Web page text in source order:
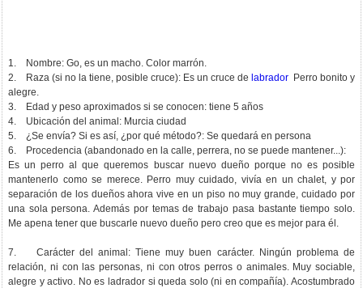
1. Nombre: Go, es un macho. Color marrón.
2. Raza (si no la tiene, posible cruce): Es un cruce de labrador Perro bonito y
alegre.
3. Edad y peso aproximados si se conocen: tiene 5 años
4. Ubicación del animal: Murcia ciudad
5. ¿Se envía? Si es así, ¿por qué método?: Se quedará en persona
6. Procedencia (abandonado en la calle, perrera, no se puede mantener...):
Es un perro al que queremos buscar nuevo dueño porque no es posible
mantenerlo como se merece. Perro muy cuidado, vivía en un chalet, y por
separación de los dueños ahora vive en un piso no muy grande, cuidado por
una sola persona. Además por temas de trabajo pasa bastante tiempo solo.
Me apena tener que buscarle nuevo dueño pero creo que es mejor para él.
7. Carácter del animal: Tiene muy buen carácter. Ningún problema de
relación, ni con las personas, ni con otros perros o animales. Muy sociable,
alegre y activo. No es ladrador si queda solo (ni en compañía). Acostumbrado